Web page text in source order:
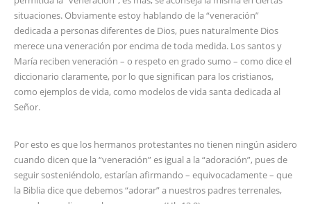
situaciones. Obviamente estoy hablando de la “veneración”
dedicada a personas diferentes de Dios, pues naturalmente Dios
merece una veneración por encima de toda medida. Los santos y
María reciben veneración – o respeto en grado sumo – como dice el
diccionario claramente, por lo que significan para los cristianos,
como ejemplos de vida, como modelos de vida santa dedicada al
Señor.
Por esto es que los hermanos protestantes no tienen ningún asidero
cuando dicen que la “veneración” es igual a la “adoración”, pues de
seguir sosteniéndolo, estarían afirmando – equivocadamente – que
la Biblia dice que debemos “adorar” a nuestros padres terrenales,